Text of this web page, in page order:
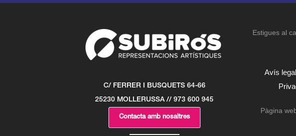
C/ FERRER I BUSQUETS 64-66
25230 MOLLERUSSA // 973 600 945
Contacta amb nosaltres
Estigues al
Avís
Pàgina